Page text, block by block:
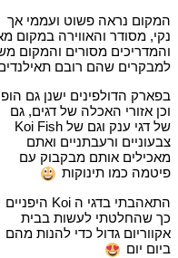
המקום נראה פשוט ועממי אך
נקי, מסודר והאווירה במקום
למבקרים שהם רובם
בפארק הדולפינים ישנן גם הופעות
וכן אזורי האכלה של דגים, גם
של דגי ענק וגם של Koi Fish
צבעוניים ורעבתניים ואתם
מאכילים אותם מבקבוק עם
פיטמה כמו תינוקות
התאהבתי בדגי ה Koi היפניים
כך שהחלטתי לעשות בבית
אקווריום גדול כדי להנות מהם
ביום יום